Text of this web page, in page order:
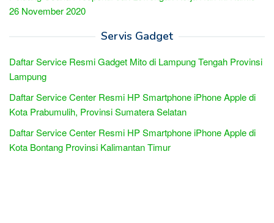
26 November 2020
Servis Gadget
Daftar Service Resmi Gadget Mito di Lampung Tengah Provinsi
Lampung
Daftar Service Center Resmi HP Smartphone iPhone Apple di
Kota Prabumulih, Provinsi Sumatera Selatan
Daftar Service Center Resmi HP Smartphone iPhone Apple di
Kota Bontang Provinsi Kalimantan Timur